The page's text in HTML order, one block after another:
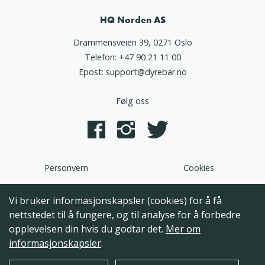
HQ Norden AS
Drammensveien 39, 0271 Oslo
Telefon: +47 90 21 11 00
Epost: support@dyrebar.no
Følg oss
Personvern Cookies
Dyrebar.no er en del av HQ Norden AS. Programvaren,
brukergrensesnittet og alt innhold på denne hjemmesiden er
opphavsrettslig beskyttet og tilhørende HQ Norden AS. Hele
eller deler av innholdet kan ikke kopieres, reproduseres eller på
Vi bruker informasjonskapsler (cookies) for å få
nettstedet til å fungere, og til analyse for å forbedre
opplevelsen din hvis du godtar det. Mer om
informasjonskapsler.